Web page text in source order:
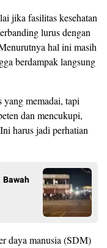
jika fasilitas kesehatan
lurus dengan
hal ini masih
berdampak langsung
memadai, tapi
dan mencukupi,
harus jadi perhatian
daya manusia (SDM)